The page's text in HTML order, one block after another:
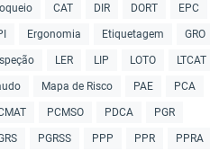
CAT DIR DORT EPC
Ergonomia Etiquetagem GRO
LER LIP LOTO LTCAT
Mapa de Risco PAE PCA
PCMSO PDCA PGR
PGRSS PPP PPR PPRA